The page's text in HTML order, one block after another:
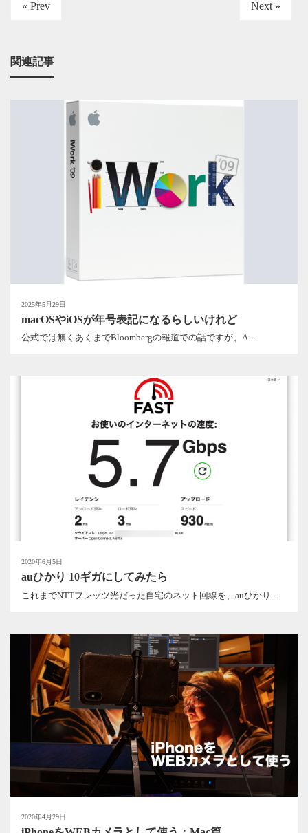
« Prev Next »
関連記事
2025年5月29日
macOSやiOSが年号表記になるらしいけれど
公式では無くあくまでBloombergの報道での話ですが、A...
2020年6月5日
auひかり 10ギガにしてみたら
これまでNTTフレッツ光だった自宅のネット回線を、auひかり...
2020年4月29日